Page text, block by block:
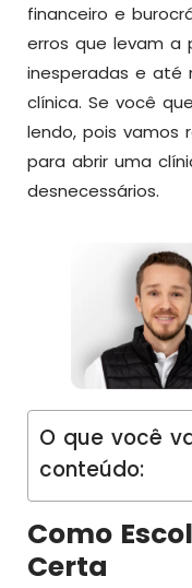
financeiro e
erros que levam a
inesperadas e até
clínica. Se você
lendo, pois vamos
para abrir uma
desnecessários.
O que você
conteúdo:
Como
Certa